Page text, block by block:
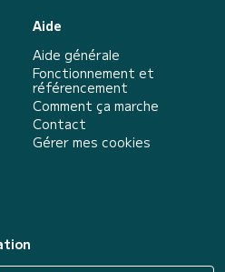
Aide
Aide générale
Fonctionnement et
référencement
Comment ça marche
Contact
Gérer mes cookies